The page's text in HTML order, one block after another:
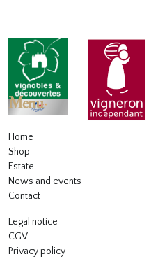
Menu
Home
Shop
Estate
News and events
Contact
Legal notice
CGV
Privacy policy